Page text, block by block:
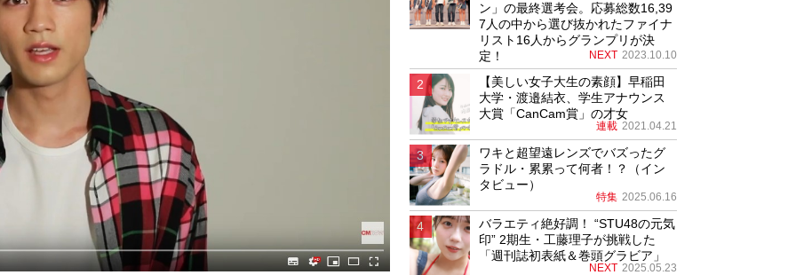
ン」の最終選考会。応募総数16,39
7人の中から選び抜かれたファイナ
リスト16人からグランプリが決
定！
NEXT 2023.10.10
【美しい女子大生の素顔】早稲田
大学・渡邉結衣、学生アナウンス
大賞「CanCam賞」の才女
連載 2021.04.21
ワキと超望遠レンズでバズったグ
ラドル・累累って何者！？（イン
タビュー）
特集 2025.06.16
バラエティ絶好調！ “STU48の元気
印” 2期生・工藤理子が挑戦した
「週刊誌初表紙＆巻頭グラビア」
NEXT 2025.05.23